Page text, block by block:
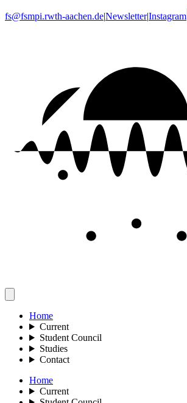
fs@fsmpi.rwth-aachen.de|Newsletter|Instagram
Home
Current
Student Council
Studies
Contact
Home
Current